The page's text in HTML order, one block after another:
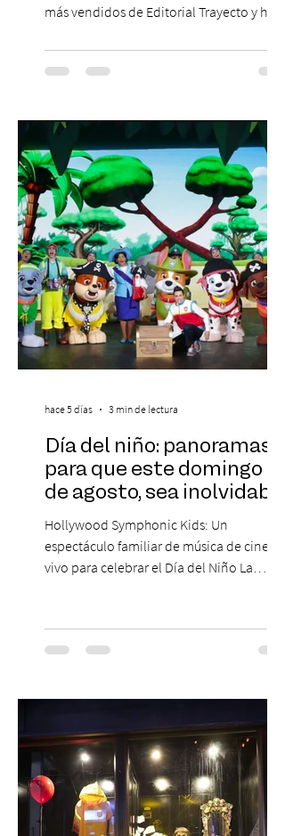
más vendidos de Editorial Trayecto y ha
para mejorar los procesos de selección
laboral en Chile. En un contexto donde el
experiencias laborales forman parte de la
realidad de miles de trabajadores, Trabajo
de Monos – Reflexiones de la Selva
Corporativa, del autor Mauricio Eduardo
Medina, ha trascendido el ámbito editorial
Día del niño: panoramas
para que este domingo 09
de agosto, sea inolvidable
Hollywood Symphonic Kids: Un
espectáculo familiar de música de cine en
vivo para celebrar el Día del Niño La
musical única e inolvidable con motivo del
Día del Niño. El espectáculo Hollywood
de todos los tiempos en un concierto en
sinfónica en pleno, coro y una
sorprendente puesta en escena pensada
especialmente pa
hace 5 días 3 min de lectura